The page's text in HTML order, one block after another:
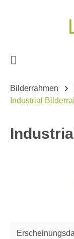
Zum Hauptinhalt
Bilderrahmen
Industrial